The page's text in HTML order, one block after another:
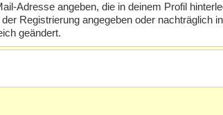
Adresse angeben, die in deinem Profil
Registrierung angegeben oder nachträglich
geändert.